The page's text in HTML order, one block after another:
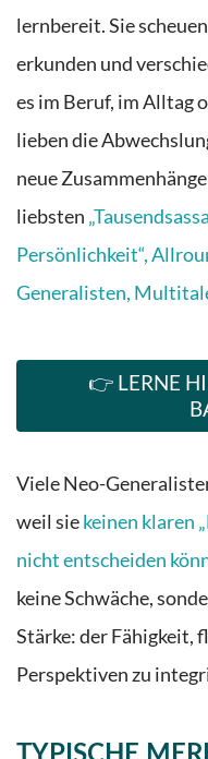
lernbereit. Sie
erkunden und
es im Beruf, im Alltag
lieben die
neue
liebsten
Persönlichkeit“,
Generalisten,
👉 LERNE
Viele Neo-
weil siekeinen klaren
nicht entscheiden
keine Schwäche,
Stärke: der Fähigkeit,
Perspektiven zu